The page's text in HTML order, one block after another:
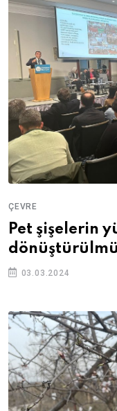
ÇEVRE
Pet şişelerin
03.03.2024